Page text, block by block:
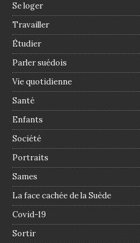
Se loger
Travailler
Étudier
Parler suédois
Vie quotidienne
Santé
Enfants
Société
Portraits
Sames
La face cachée de la Suède
Covid-19
Sortir